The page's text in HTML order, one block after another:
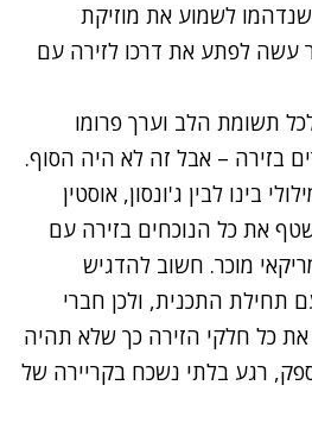
לשמוע את מוזיקת
עשה לפתע את דרכו לזירה עם
תשומת הלב וערך פרומו
בזירה – אבל זה לא היה הסוף.
בינו לבין ג'ונסון, אוסטין
את כל הנוכחים בזירה עם
חשוב להדגיש
התכנית, ולכן חברי
כל חלקי הזירה כך שלא תהיה
רגע בלתי נשכח בקריירה של